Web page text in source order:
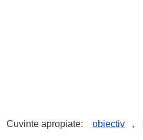
Cuvinte apropiate: obiectiv ,